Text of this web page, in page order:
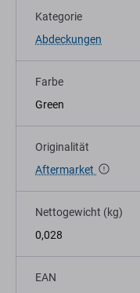
Kategorie
Abdeckungen
Farbe
Green
Originalität
Aftermarket
Nettogewicht (kg)
0,028
EAN